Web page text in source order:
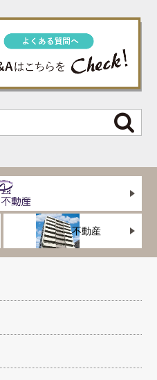
不動産